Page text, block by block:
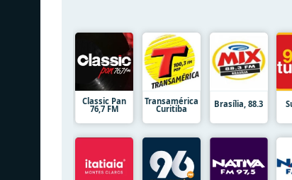
Classic Pan
76,7 FM
Transamérica
Curitiba Brasília, 88.3